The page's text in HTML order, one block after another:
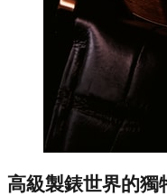
高級製錶世界的獨